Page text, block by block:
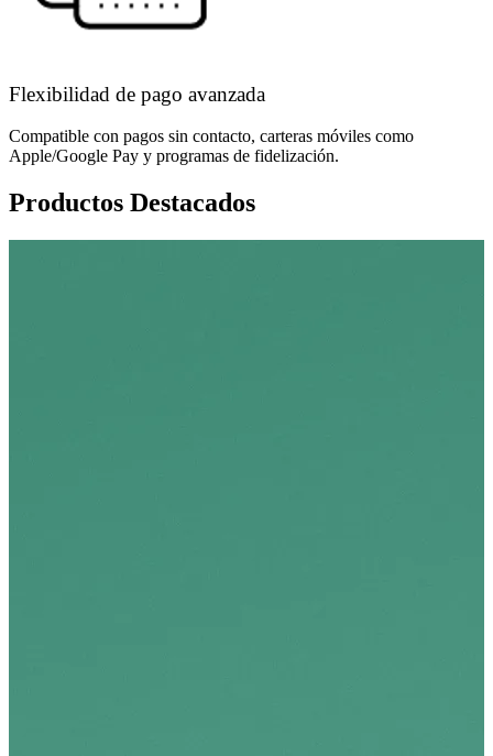
Flexibilidad de pago avanzada
Compatible con pagos sin contacto, carteras móviles como
Apple/Google Pay y programas de fidelización.
Productos Destacados